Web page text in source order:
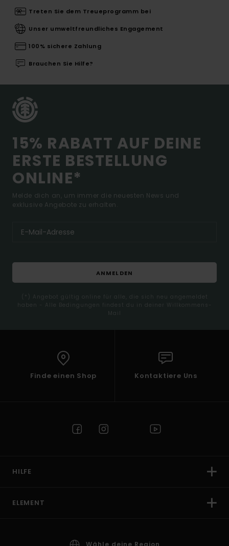
Treten Sie dem Treueprogramm bei
Unser umweltfreundliches Engagement
100% sichere Zahlung
Brauchen Sie Hilfe?
15% RABATT AUF DEINE
ERSTE BESTELLUNG
ONLINE*
Melde dich an, um immer die neuesten News und
exklusive Angebote zu erhalten.
ANMELDEN
(*) Angebot gültig online für alle, die sich neu angemeldet
haben - Alle Bedingungen findest du in deiner Willkommens-
Mail
Finde einen Shop Kontaktiere Uns
HILFE
ELEMENT